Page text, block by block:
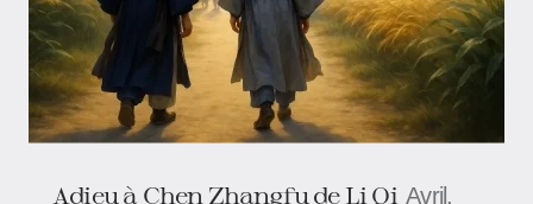
Adieu à Chen Zhangfu de Li Qi Avril,